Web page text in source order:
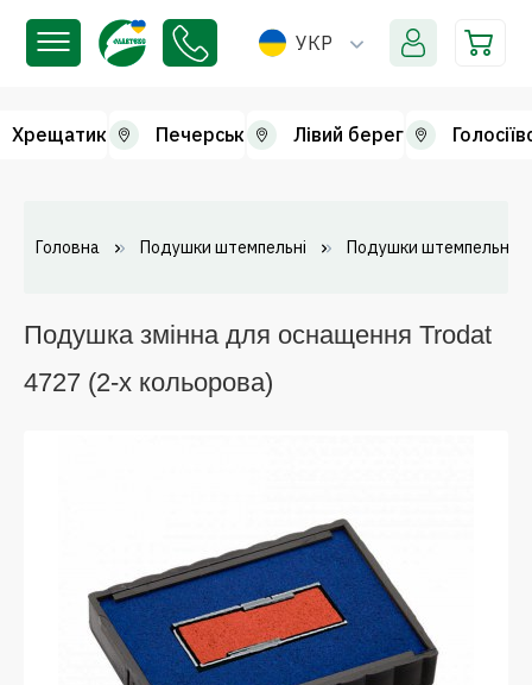
УКР
Хрещатик Печерськ Лівий берег
Головна Подушки штемпельні Подушки штемпельні
Подушка змінна для оснащення Trodat
4727 (2-х кольорова)